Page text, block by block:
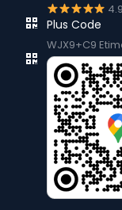
Plus Code
WJX9+C9